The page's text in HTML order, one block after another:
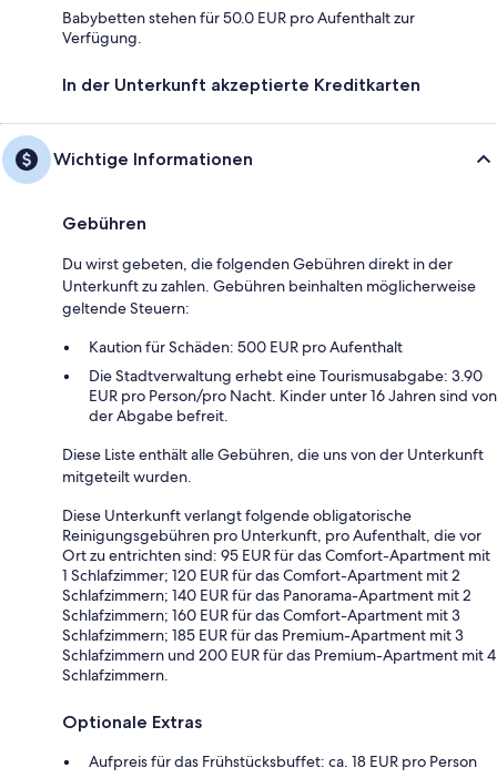
Babybetten stehen für 50.0 EUR pro Aufenthalt zur
Verfügung.
In der Unterkunft akzeptierte Kreditkarten
Wichtige Informationen
Gebühren
Du wirst gebeten, die folgenden Gebühren direkt in der
Unterkunft zu zahlen. Gebühren beinhalten möglicherweise
geltende Steuern:
Kaution für Schäden: 500 EUR pro Aufenthalt
Die Stadtverwaltung erhebt eine Tourismusabgabe: 3.90
EUR pro Person/pro Nacht. Kinder unter 16 Jahren sind von
der Abgabe befreit.
Diese Liste enthält alle Gebühren, die uns von der Unterkunft
mitgeteilt wurden.
Diese Unterkunft verlangt folgende obligatorische
Reinigungsgebühren pro Unterkunft, pro Aufenthalt, die vor
Ort zu entrichten sind: 95 EUR für das Comfort-Apartment mit
1 Schlafzimmer; 120 EUR für das Comfort-Apartment mit 2
Schlafzimmern; 140 EUR für das Panorama-Apartment mit 2
Schlafzimmern; 160 EUR für das Comfort-Apartment mit 3
Schlafzimmern; 185 EUR für das Premium-Apartment mit 3
Schlafzimmern und 200 EUR für das Premium-Apartment mit 4
Schlafzimmern.
Optionale Extras
Aufpreis für das Frühstücksbuffet: ca. 18 EUR pro Person